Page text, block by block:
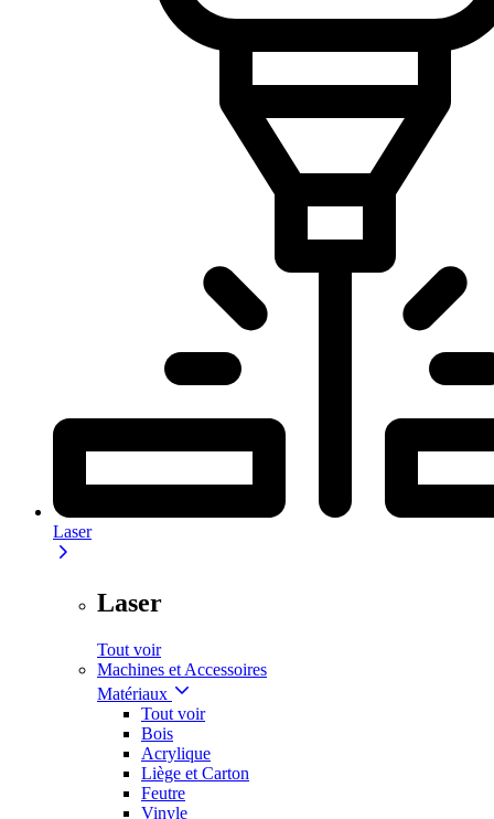
Laser
Laser
Tout voir
Machines et Accessoires
Matériaux
Tout voir
Bois
Acrylique
Liège et Carton
Feutre
Vinyle